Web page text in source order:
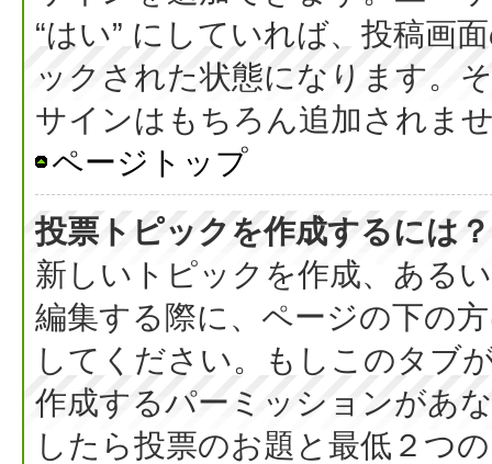
“はい” にしていれば、投稿画
ックされた状態になります。
サインはもちろん追加されま
ページトップ
投票トピックを作成するには？
新しいトピックを作成、ある
編集する際に、ページの下の
してください。もしこのタブ
作成するパーミッションがあ
したら投票のお題と最低２つ